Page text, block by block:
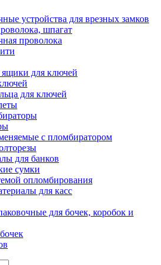
устройства для врезных замков
шпагат
проволока
для ключей
для ключей
с пломбиратором
для банков
сумки
опломбирования
для касс
для бочек, коробок и